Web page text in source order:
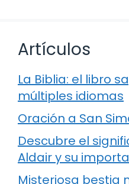
Artículos
La Biblia: el libro
múltiples idiomas
Oración a San
Descubre el
Aldair y su
Misteriosa bestia